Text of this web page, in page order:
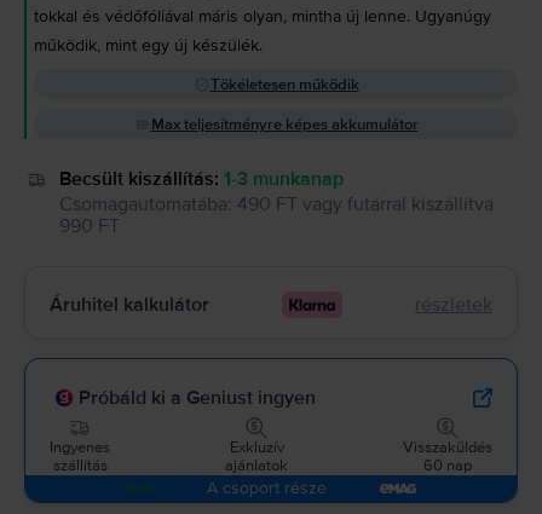
tokkal és védőfóliával máris olyan, mintha új lenne. Ugyanúgy
működik, mint egy új készülék.
Tökéletesen működik
Max teljesítményre képes akkumulátor
Becsült kiszállítás: 1-3 munkanap
Csomagautomatába: 490 FT vagy futárral kiszállítva
990 FT
Áruhitel kalkulátor részletek
Próbáld ki a Geniust ingyen
Ingyenes
szállítás
Exkluzív
ajánlatok
Visszaküldés
60 nap
A csoport része